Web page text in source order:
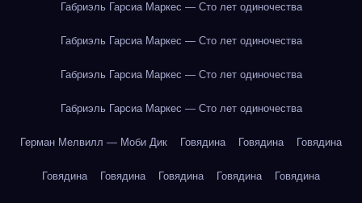
Габриэль Гарсиа Маркес — Сто лет одиночества
Габриэль Гарсиа Маркес — Сто лет одиночества
Габриэль Гарсиа Маркес — Сто лет одиночества
Габриэль Гарсиа Маркес — Сто лет одиночества
Герман Мелвилл — Моби Дик Говядина Говядина Говядина
Говядина Говядина Говядина Говядина Говядина